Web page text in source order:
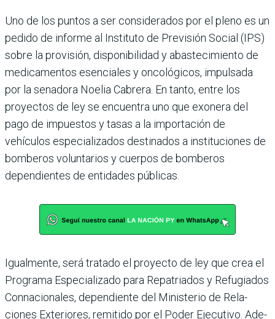
Uno de los puntos a ser con­siderados por el pleno es un
pedido de informe al Insti­tuto de Previsión Social (IPS)
sobre la provisión, disponi­bilidad y abastecimiento de
medicamentos esenciales y oncológicos, impulsada
por la senadora Noelia Cabrera. En tanto, entre los
proyectos de ley se encuentra uno que exonera del
pago de impues­tos y tasas a la importación de
vehículos especializados destinados a instituciones de
bomberos voluntarios y cuer­pos de bomberos
dependien­tes de entidades públicas.
Igualmente, será tratado el proyecto de ley que crea el
Programa Especializado para Repatriados y Refugia­dos
Connacionales, dependiente del Ministerio de Rela­
ciones Exteriores, remitido por el Poder Ejecutivo. Ade­